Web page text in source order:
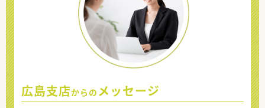
広島支店からの メッセージ